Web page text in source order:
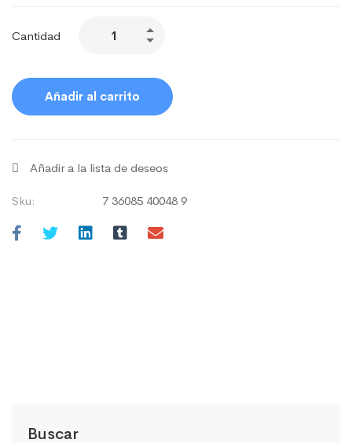
Buscar
Cantidad
Añadir al carrito
Añadir a la lista de deseos
Sku: 7 36085 40048 9